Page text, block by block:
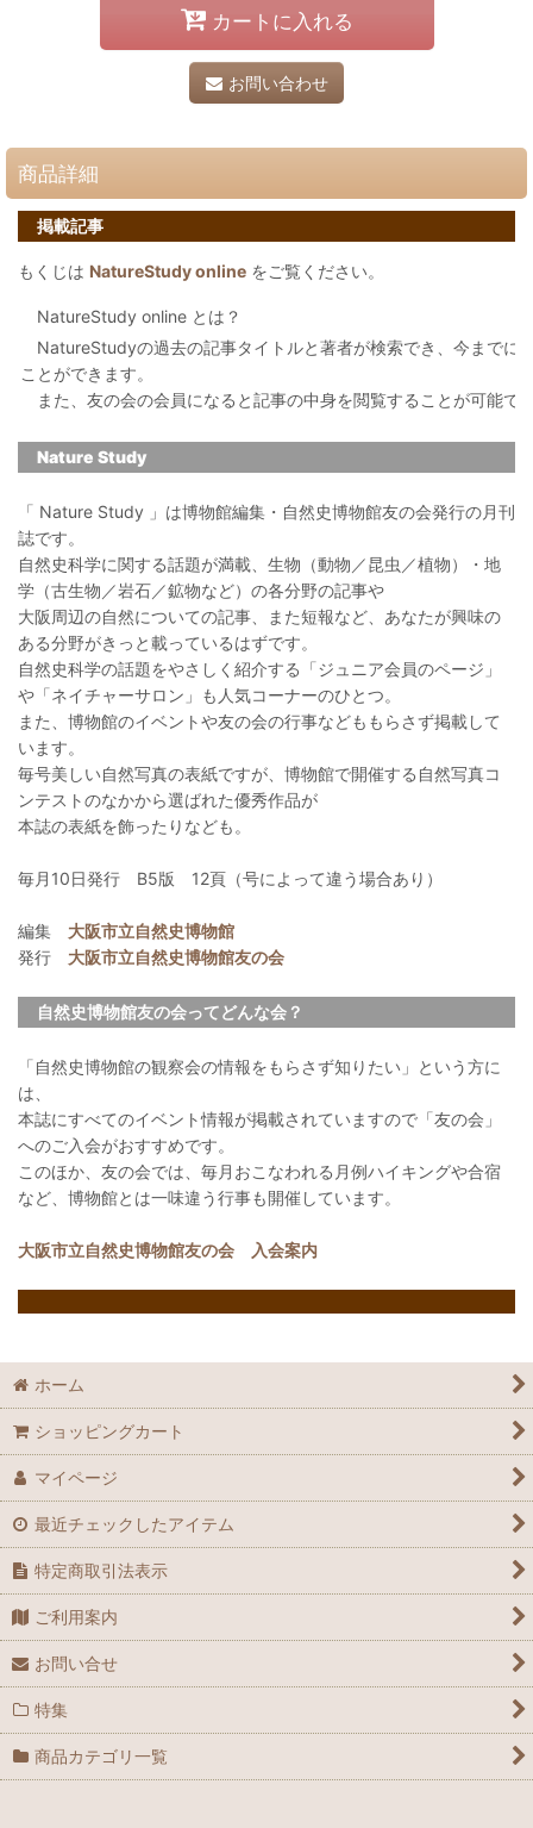
カートに入れる
お問い合わせ
商品詳細
掲載記事
もくじは NatureStudy online をご覧ください。
NatureStudy online とは？
NatureStudyの過去の記事タイトルと著者が検索でき、今までに
ことができます。
また、友の会の会員になると記事の中身を閲覧することが可能で
Nature Study
「 Nature Study 」は博物館編集・自然史博物館友の会発行の月刊
誌です。
自然史科学に関する話題が満載、生物（動物／昆虫／植物）・地
学（古生物／岩石／鉱物など）の各分野の記事や
大阪周辺の自然についての記事、また短報など、あなたが興味の
ある分野がきっと載っているはずです。
自然史科学の話題をやさしく紹介する「ジュニア会員のページ」
や「ネイチャーサロン」も人気コーナーのひとつ。
また、博物館のイベントや友の会の行事などももらさず掲載して
います。
毎号美しい自然写真の表紙ですが、博物館で開催する自然写真コ
ンテストのなかから選ばれた優秀作品が
本誌の表紙を飾ったりなども。
毎月10日発行 B5版 12頁（号によって違う場合あり）
編集 大阪市立自然史博物館
発行 大阪市立自然史博物館友の会
自然史博物館友の会ってどんな会？
「自然史博物館の観察会の情報をもらさず知りたい」という方に
は、
本誌にすべてのイベント情報が掲載されていますので「友の会」
へのご入会がおすすめです。
このほか、友の会では、毎月おこなわれる月例ハイキングや合宿
など、博物館とは一味違う行事も開催しています。
大阪市立自然史博物館友の会 入会案内
ホーム
ショッピングカート
マイページ
最近チェックしたアイテム
特定商取引法表示
ご利用案内
お問い合せ
特集
商品カテゴリ一覧